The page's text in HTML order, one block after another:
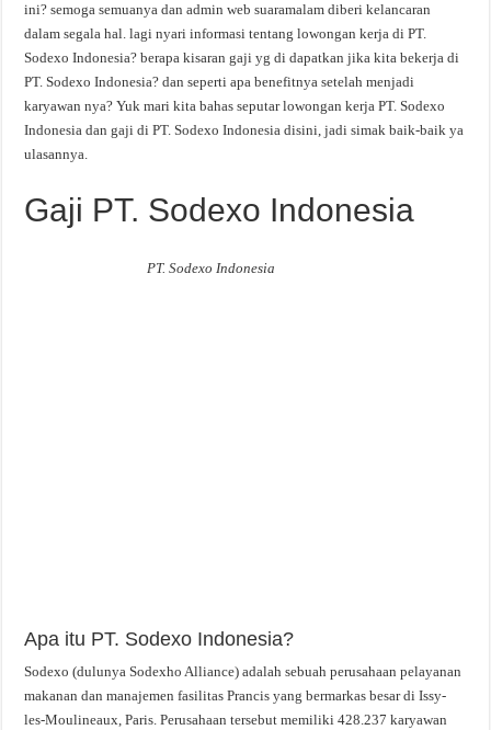
ini? semoga semuanya dan admin web suaramalam diberi kelancaran
dalam segala hal. lagi nyari informasi tentang lowongan kerja di PT.
Sodexo Indonesia? berapa kisaran gaji yg di dapatkan jika kita bekerja di
PT. Sodexo Indonesia? dan seperti apa benefitnya setelah menjadi
karyawan nya? Yuk mari kita bahas seputar lowongan kerja PT. Sodexo
Indonesia dan gaji di PT. Sodexo Indonesia disini, jadi simak baik-baik ya
ulasannya.
Gaji PT. Sodexo Indonesia
PT. Sodexo Indonesia
Apa itu PT. Sodexo Indonesia?
Sodexo (dulunya Sodexho Alliance) adalah sebuah perusahaan pelayanan
makanan dan manajemen fasilitas Prancis yang bermarkas besar di Issy-
les-Moulineaux, Paris. Perusahaan tersebut memiliki 428.237 karyawan